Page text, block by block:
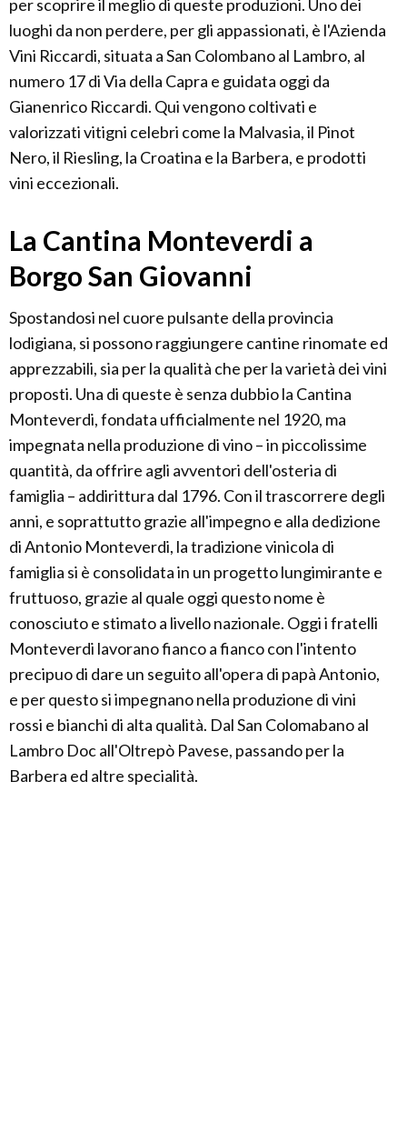
per scoprire il meglio di queste produzioni. Uno dei
luoghi da non perdere, per gli appassionati, è l'Azienda
Vini Riccardi, situata a San Colombano al Lambro, al
numero 17 di Via della Capra e guidata oggi da
Gianenrico Riccardi. Qui vengono coltivati e
valorizzati vitigni celebri come la Malvasia, il Pinot
Nero, il Riesling, la Croatina e la Barbera, e prodotti
vini eccezionali.
La Cantina Monteverdi a
Borgo San Giovanni
Spostandosi nel cuore pulsante della provincia
lodigiana, si possono raggiungere cantine rinomate ed
apprezzabili, sia per la qualità che per la varietà dei vini
proposti. Una di queste è senza dubbio la Cantina
Monteverdi, fondata ufficialmente nel 1920, ma
impegnata nella produzione di vino – in piccolissime
quantità, da offrire agli avventori dell'osteria di
famiglia – addirittura dal 1796. Con il trascorrere degli
anni, e soprattutto grazie all'impegno e alla dedizione
di Antonio Monteverdi, la tradizione vinicola di
famiglia si è consolidata in un progetto lungimirante e
fruttuoso, grazie al quale oggi questo nome è
conosciuto e stimato a livello nazionale. Oggi i fratelli
Monteverdi lavorano fianco a fianco con l'intento
precipuo di dare un seguito all'opera di papà Antonio,
e per questo si impegnano nella produzione di vini
rossi e bianchi di alta qualità. Dal San Colomabano al
Lambro Doc all'Oltrepò Pavese, passando per la
Barbera ed altre specialità.